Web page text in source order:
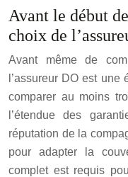
Avant le début
choix de
Avant même de
l’assureur DO est
comparer au moins
l’étendue des
réputation de la
pour adapter la
complet est requis